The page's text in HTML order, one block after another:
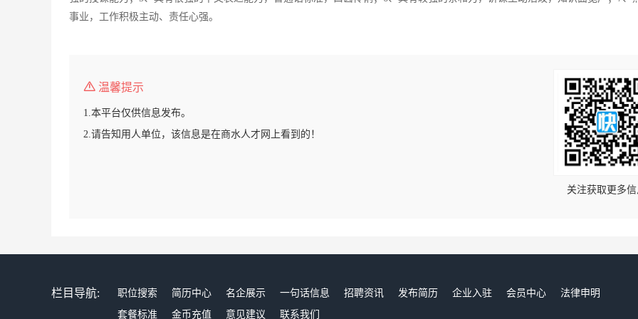
事业，工作积极主动、责任心强。
温馨提示
1.本平台仅供信息发布。
2.请告知用人单位，该信息是在商水人才网上看到的！
关注获取更多
栏目导航: 职位搜索 简历中心 名企展示 一句话信息 招聘资讯 发布简历 企业入驻 会员中心
法律申明
套餐标准
金币充值 意见建议 联系我们